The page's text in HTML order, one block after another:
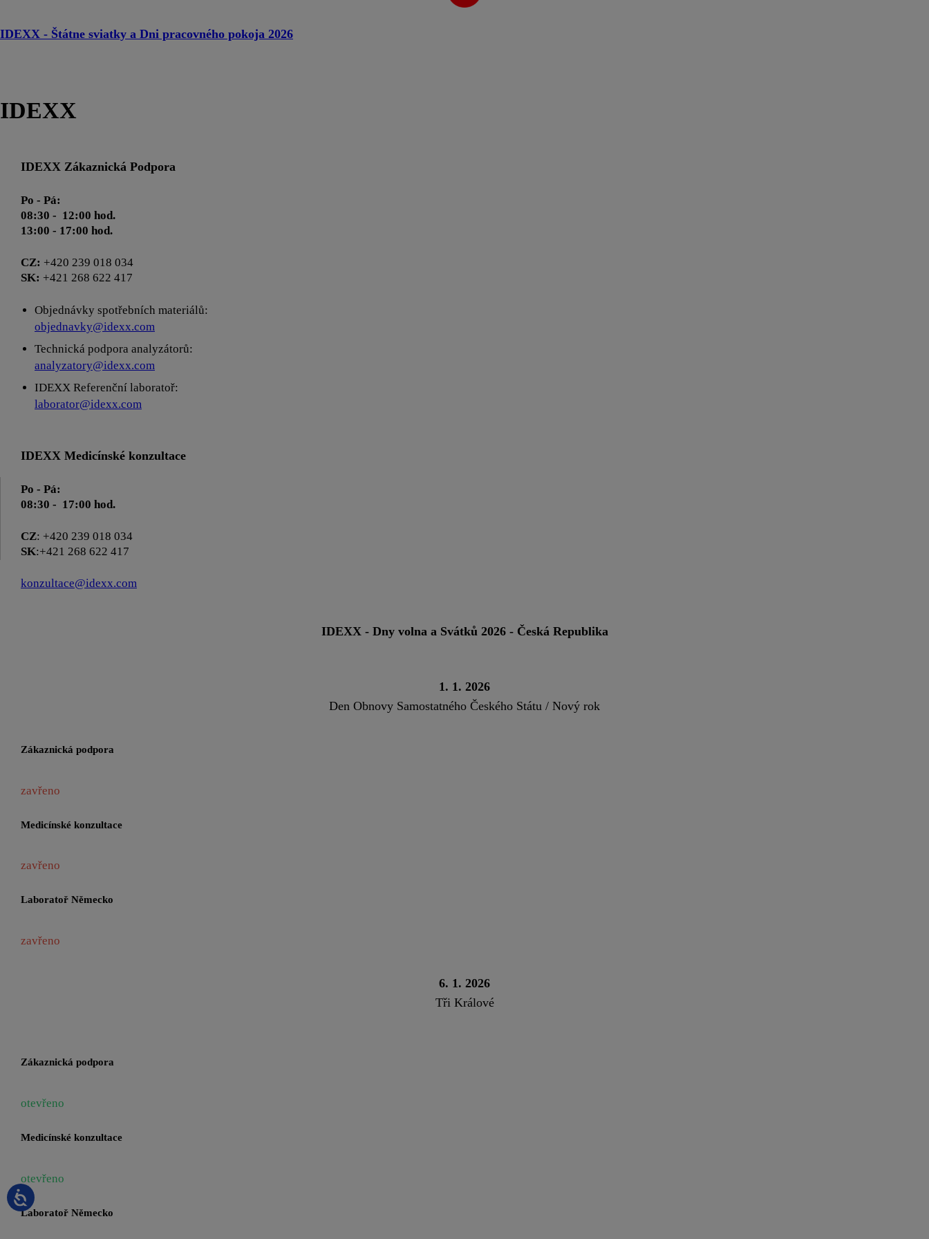
IDEXX - Štátne sviatky a Dni pracovného pokoja 2026
IDEXX
IDEXX Zákaznická Podpora
Po - Pá:
08:30 - 12:00 hod.
13:00 - 17:00 hod.
CZ: +420 239 018 034
SK: +421 268 622 417
Objednávky spotřebních materiálů:
objednavky@idexx.com
Technická podpora analyzátorů:
analyzatory@idexx.com
IDEXX Referenční laboratoř:
laborator@idexx.com
IDEXX Medicínské konzultace
Po - Pá:
08:30 - 17:00 hod.
CZ: +420 239 018 034
SK:+421 268 622 417
konzultace@idexx.com
IDEXX - Dny volna a Svátků 2026 - Česká Republika
1. 1. 2026
Den Obnovy Samostatného Českého Státu / Nový rok
Zákaznická podpora
zavřeno
Medicínské konzultace
zavřeno
Laboratoř Německo
zavřeno
6. 1. 2026
Tři Králové
Zákaznická podpora
otevřeno
Medicínské konzultace
otevřeno
Laboratoř Německo